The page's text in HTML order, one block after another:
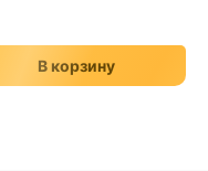
В корзину